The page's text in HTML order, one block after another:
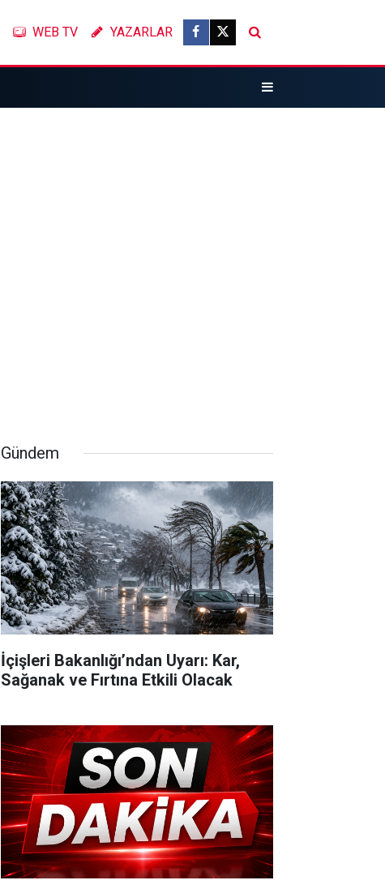
WEB TV YAZARLAR
Gündem
İçişleri Bakanlığı’ndan Uyarı: Kar,
Sağanak ve Fırtına Etkili Olacak